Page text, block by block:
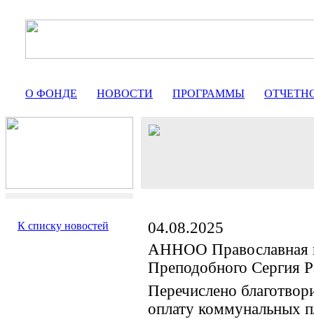
О ФОНДЕ НОВОСТИ ПРОГРАММЫ
К списку новостей
04.08.2025
АННОО Православная
Преподобного Сергия
Перечислено
оплату коммунальных